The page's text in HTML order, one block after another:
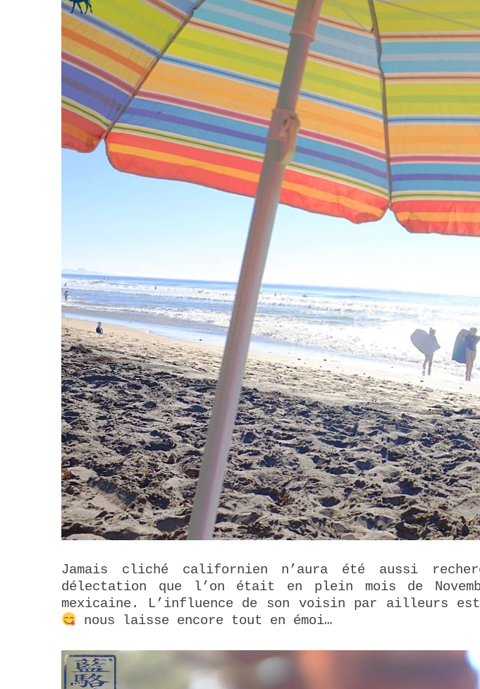
Jamais cliché californien n’aura été aussi
délectation que l’on était en plein mois de
mexicaine. L’influence de son voisin par ailleurs
nous laisse encore tout en émoi…